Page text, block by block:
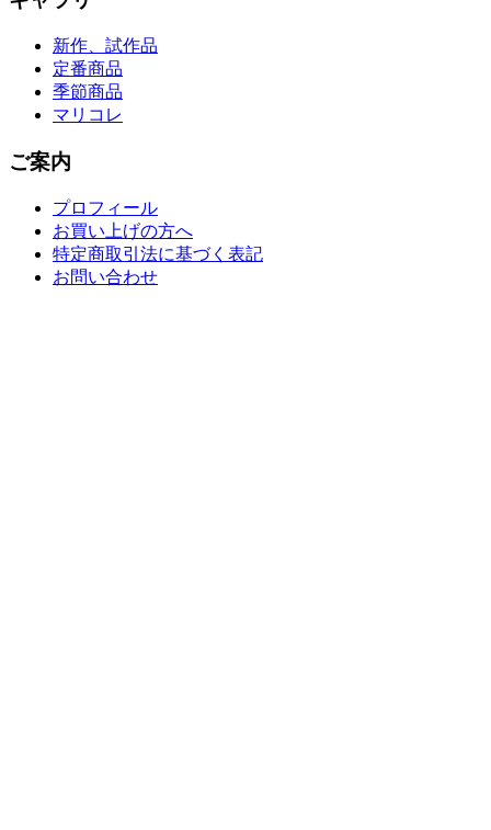
新作、試作品
定番商品
季節商品
マリコレ
ご案内
プロフィール
お買い上げの方へ
特定商取引法に基づく表記
お問い合わせ